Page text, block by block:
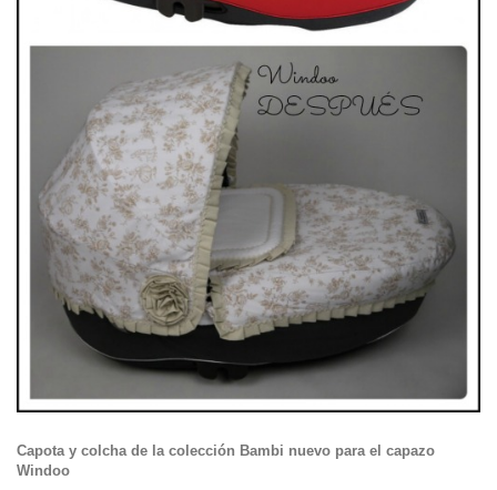
Capota y colcha de la colección Bambi nuevo para el capazo
Windoo